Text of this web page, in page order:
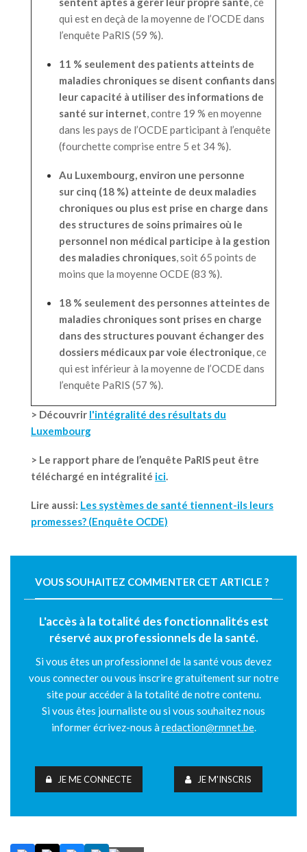
qui est en deçà de la moyenne de l’OCDE dans
l’enquête PaRIS (59 %).
11 % seulement des patients atteints de
maladies chroniques se disent confiants dans
leur capacité à utiliser des informations de
santé sur internet, contre 19 % en moyenne
dans les pays de l’OCDE participant à l’enquête
(fourchette comprise entre 5 et 34 %).
Au Luxembourg, environ une personne
sur cinq (18 %) atteinte de deux maladies
chroniques ou plus est prise en charge dans
des structures de soins primaires où le
personnel non médical participe à la gestion
des maladies chroniques, soit 65 points de
moins que la moyenne OCDE (83 %).
18 % seulement des personnes atteintes de
maladies chroniques sont prises en charge
dans des structures pouvant échanger des
dossiers médicaux par voie électronique, ce
qui est inférieur à la moyenne de l’OCDE dans
l’enquête PaRIS (57 %).
> Découvrir l'intégralité des résultats du
Luxembourg
> Le rapport phare de l’enquête PaRIS peut être
téléchargé en intégralité ici.
Lire aussi: Les systèmes de santé tiennent-ils leurs
promesses? (Enquête OCDE)
VOUS SOUHAITEZ COMMENTER CET ARTICLE ?
L'accès à la totalité des fonctionnalités est
réservé aux professionnels de la santé.
Si vous êtes un professionnel de la santé vous devez
vous connecter ou vous inscrire gratuitement sur notre
site pour accéder à la totalité de notre contenu.
Si vous êtes journaliste ou si vous souhaitez nous
informer écrivez-nous àredaction@rmnet.be.
JE ME CONNECTE JE M'INSCRIS